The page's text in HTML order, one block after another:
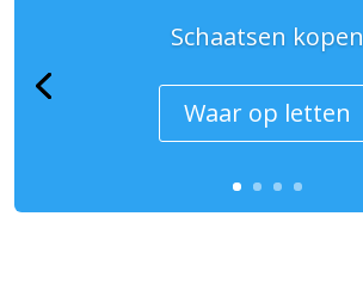
Schaatsen kopen
Waar op letten